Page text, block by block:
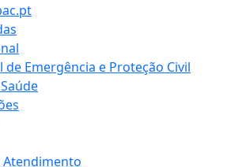
Emergência e Proteção Civil
Atendimento